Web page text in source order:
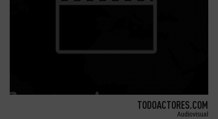
TODOACTORES.COM
Audiovisual